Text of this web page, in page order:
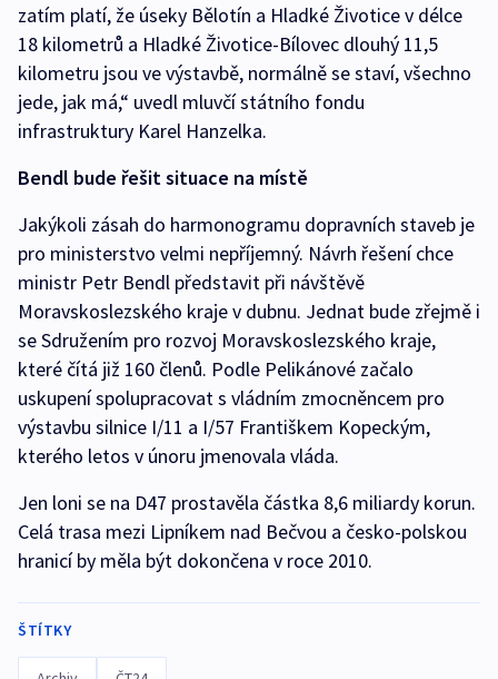
zatím platí, že úseky Bělotín a Hladké Životice v délce
18 kilometrů a Hladké Životice-Bílovec dlouhý 11,5
kilometru jsou ve výstavbě, normálně se staví, všechno
jede, jak má,“ uvedl mluvčí státního fondu
infrastruktury Karel Hanzelka.
Bendl bude řešit situace na místě
Jakýkoli zásah do harmonogramu dopravních staveb je
pro ministerstvo velmi nepříjemný. Návrh řešení chce
ministr Petr Bendl představit při návštěvě
Moravskoslezského kraje v dubnu. Jednat bude zřejmě i
se Sdružením pro rozvoj Moravskoslezského kraje,
které čítá již 160 členů. Podle Pelikánové začalo
uskupení spolupracovat s vládním zmocněncem pro
výstavbu silnice I/11 a I/57 Františkem Kopeckým,
kterého letos v únoru jmenovala vláda.
Jen loni se na D47 prostavěla částka 8,6 miliardy korun.
Celá trasa mezi Lipníkem nad Bečvou a česko-polskou
hranicí by měla být dokončena v roce 2010.
ŠTÍTKY